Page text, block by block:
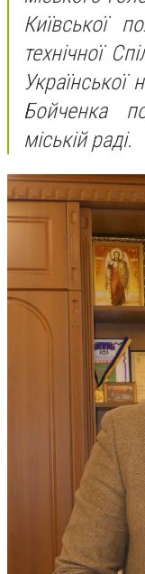
Київської
технічної
Української
Бойченка
міській раді.